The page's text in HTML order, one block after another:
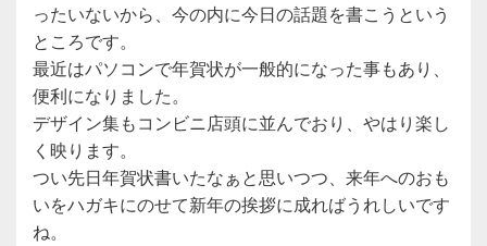
ったいないから、今の内に今日の話題を書こうという
ところです。
最近はパソコンで年賀状が一般的になった事もあり、
便利になりました。
デザイン集もコンビニ店頭に並んでおり、やはり楽し
く映ります。
つい先日年賀状書いたなぁと思いつつ、来年へのおも
いをハガキにのせて新年の挨拶に成ればうれしいです
ね。